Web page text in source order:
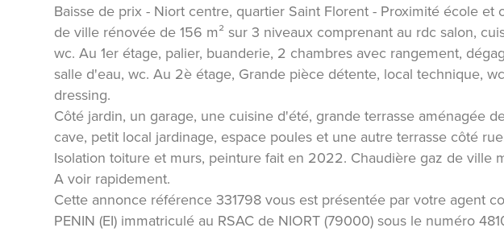
Baisse de prix - Niort centre, quartier Saint Florent - Proximité école et
de ville rénovée de 156 m² sur 3 niveaux comprenant au rdc salon,
wc. Au 1er étage, palier, buanderie, 2 chambres avec rangement,
salle d'eau, wc. Au 2è étage, Grande pièce détente, local technique,
dressing.
Côté jardin, un garage, une cuisine d'été, grande terrasse aménagée
cave, petit local jardinage, espace poules et une autre terrasse côté
Isolation toiture et murs, peinture fait en 2022. Chaudière gaz de ville
A voir rapidement.
Cette annonce référence 331798 vous est présentée par votre agent
PENIN (EI) immatriculé au RSAC de NIORT (79000) sous le numéro